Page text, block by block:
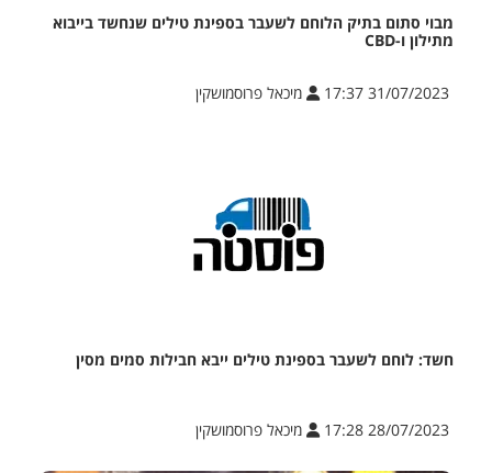
מבוי סתום בתיק הלוחם לשעבר בספינת טילים שנחשד בייבוא
מתילון ו-CBD
31/07/2023 17:37 מיכאל פרוסמושקין
חשד: לוחם לשעבר בספינת טילים ייבא חבילות סמים מסין
28/07/2023 17:28 מיכאל פרוסמושקין